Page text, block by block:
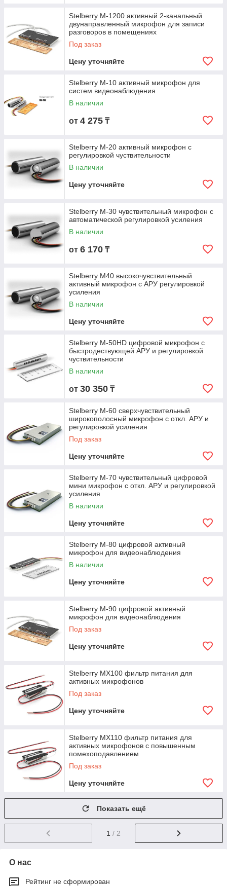
Stelberry M-1200 активный 2-канальный
двунаправленный микрофон для записи
разговоров в помещениях
Под заказ
Цену уточняйте
Stelberry M-10 активный микрофон для
систем видеонаблюдения
В наличии
от 4 275 ₸
Stelberry M-20 активный микрофон с
регулировкой чуствительности
В наличии
Цену уточняйте
Stelberry M-30 чувствительный микрофон с
автоматической регулировкой усиления
В наличии
от 6 170 ₸
Stelberry M40 высокочувствительный
активный микрофон с АРУ регулировкой
усиления
В наличии
Цену уточняйте
Stelberry M-50HD цифровой микрофон с
быстродествующей АРУ и регулировкой
чуствительности
В наличии
от 30 350 ₸
Stelberry M-60 сверхчувствительный
широкополосный микрофон с откл. АРУ и
регулировкой усиления
Под заказ
Цену уточняйте
Stelberry M-70 чувствительный цифровой
мини микрофон с откл. АРУ и регулировкой
усиления
В наличии
Цену уточняйте
Stelberry M-80 цифровой активный
микрофон для видеонаблюдения
В наличии
Цену уточняйте
Stelberry M-90 цифровой активный
микрофон для видеонаблюдения
Под заказ
Цену уточняйте
Stelberry MX100 фильтр питания для
активных микрофонов
Под заказ
Цену уточняйте
Stelberry MX110 фильтр питания для
активных микрофонов с повышенным
помехоподавлением
Под заказ
Цену уточняйте
Показать ещё
1 / 2
О нас
Рейтинг не сформирован